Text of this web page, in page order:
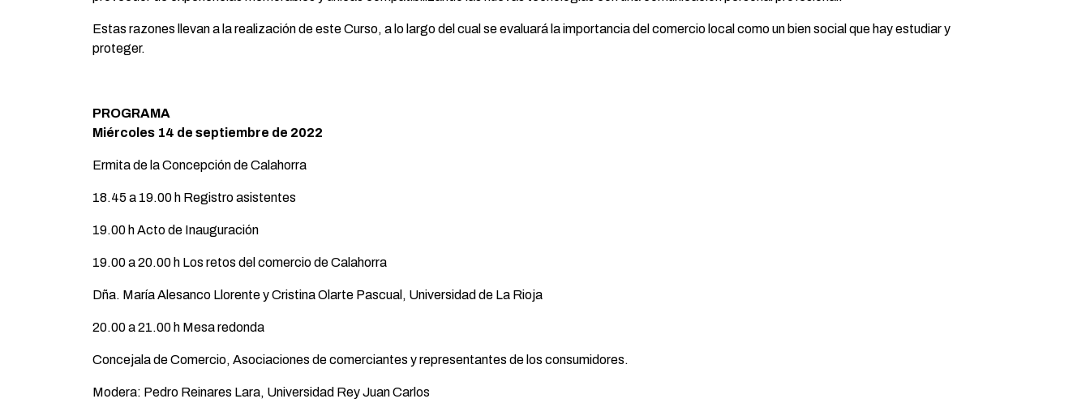
Estas razones llevan a la realización de este Curso, a lo largo del cual se evaluará la importancia del comercio local como un bien social que hay estudiar y
proteger.
PROGRAMA
Miércoles 14 de septiembre de 2022
Ermita de la Concepción de Calahorra
18.45 a 19.00 h Registro asistentes
19.00 h Acto de Inauguración
19.00 a 20.00 h Los retos del comercio de Calahorra
Dña. María Alesanco Llorente y Cristina Olarte Pascual, Universidad de La Rioja
20.00 a 21.00 h Mesa redonda
Concejala de Comercio, Asociaciones de comerciantes y representantes de los consumidores.
Modera: Pedro Reinares Lara, Universidad Rey Juan Carlos